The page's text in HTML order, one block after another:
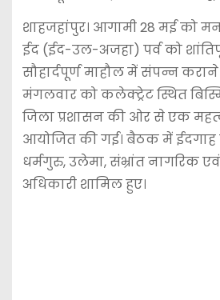
शाहजहांपुर। आगामी 28 मई को
ईद (ईद-उल-अजहा) पर्व को
सौहार्दपूर्ण माहौल में संपन्न
मंगलवार को कलेक्ट्रेट स्थित
जिला प्रशासन की ओर से एक
आयोजित की गई। बैठक में
धर्मगुरु, उलेमा, संभ्रांत नागरिक
अधिकारी शामिल हुए।